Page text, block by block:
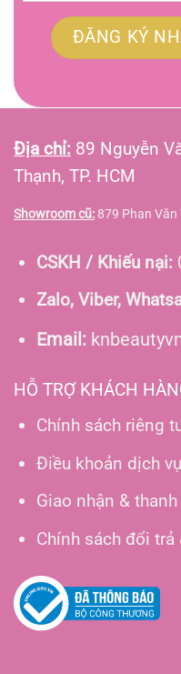
Địa chỉ: 89 Nguyễn
Thạnh, TP. HCM
Showroom cũ: 879 Phan Văn
CSKH / Khiếu nại:
Zalo, Viber,
Email:
HỖ TRỢ KHÁCH
Chính sách riêng
Điều khoản dịch vụ
Giao nhận &
Chính sách đổi trả